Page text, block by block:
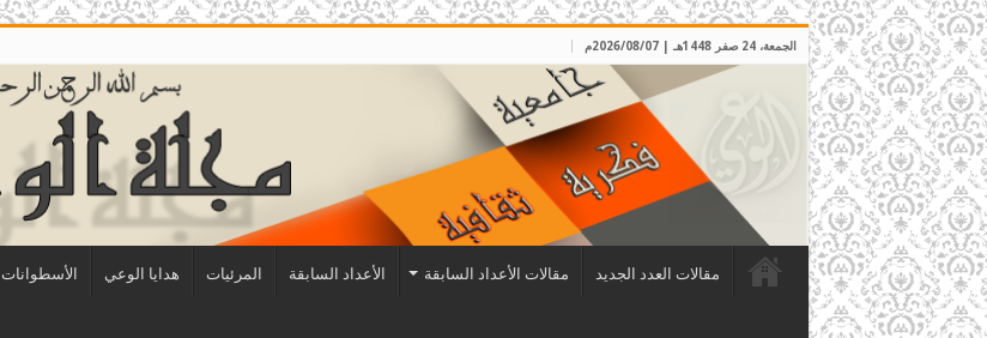
الجمعة، 24 صفر 1448هـ | 2026/08/07م
مقالات العدد الجديد مقالات الأعداد السابقة الأعداد السابقة المرئيات هدايا الوعي الأسطوانات